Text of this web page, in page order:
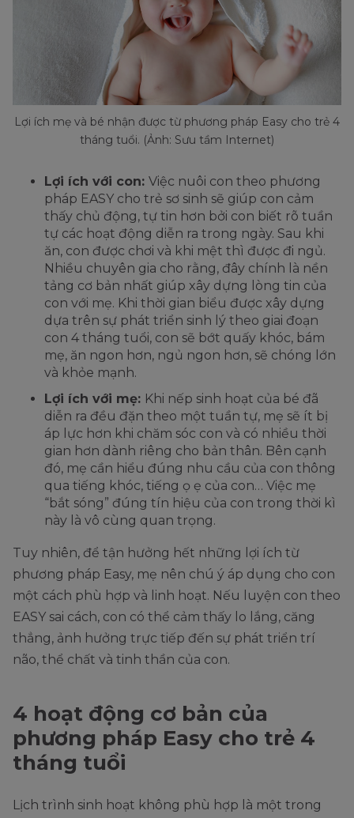
Lợi ích mẹ và bé nhận được từ phương pháp Easy cho trẻ 4
tháng tuổi. (Ảnh: Sưu tầm Internet)
Lợi ích với con: Việc nuôi con theo phương
pháp EASY cho trẻ sơ sinh sẽ giúp con cảm
thấy chủ động, tự tin hơn bởi con biết rõ tuần
tự các hoạt động diễn ra trong ngày. Sau khi
ăn, con được chơi và khi mệt thì được đi ngủ.
Nhiều chuyên gia cho rằng, đây chính là nền
tảng cơ bản nhất giúp xây dựng lòng tin của
con với mẹ. Khi thời gian biểu được xây dựng
dựa trên sự phát triển sinh lý theo giai đoạn
con 4 tháng tuổi, con sẽ bớt quấy khóc, bám
mẹ, ăn ngon hơn, ngủ ngon hơn, sẽ chóng lớn
và khỏe mạnh.
Lợi ích với mẹ: Khi nếp sinh hoạt của bé đã
diễn ra đều đặn theo một tuần tự, mẹ sẽ ít bị
áp lực hơn khi chăm sóc con và có nhiều thời
gian hơn dành riêng cho bản thân. Bên cạnh
đó, mẹ cần hiểu đúng nhu cầu của con thông
qua tiếng khóc, tiếng ọ ẹ của con… Việc mẹ
“bắt sóng” đúng tín hiệu của con trong thời kì
này là vô cùng quan trọng.
Tuy nhiên, để tận hưởng hết những lợi ích từ
phương pháp Easy, mẹ nên chú ý áp dụng cho con
một cách phù hợp và linh hoạt. Nếu luyện con theo
EASY sai cách, con có thể cảm thấy lo lắng, căng
thẳng, ảnh hưởng trực tiếp đến sự phát triển trí
não, thể chất và tinh thần của con.
4 hoạt động cơ bản của
phương pháp Easy cho trẻ 4
tháng tuổi
Lịch trình sinh hoạt không phù hợp là một trong